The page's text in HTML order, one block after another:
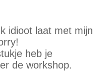
idioot laat met mijn
heb je
de workshop.